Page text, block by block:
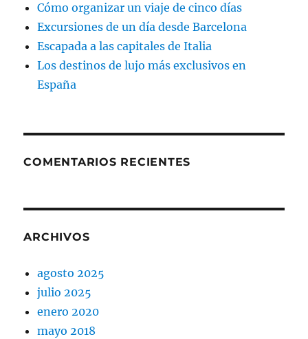
Cómo organizar un viaje de cinco días
Excursiones de un día desde Barcelona
Escapada a las capitales de Italia
Los destinos de lujo más exclusivos en
España
COMENTARIOS RECIENTES
ARCHIVOS
agosto 2025
julio 2025
enero 2020
mayo 2018